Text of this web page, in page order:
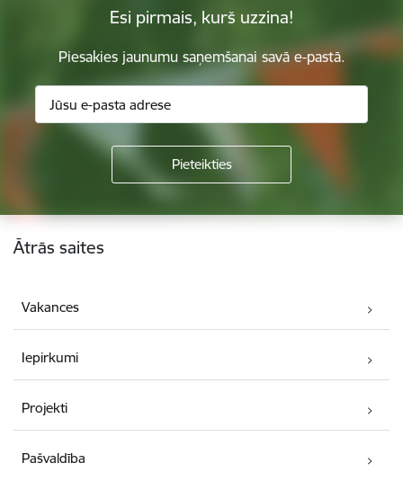
Esi pirmais, kurš uzzina!
Piesakies jaunumu saņemšanai savā e-pastā.
Kājene
Ātrās saites
Vakances
Iepirkumi
Projekti
Pašvaldība